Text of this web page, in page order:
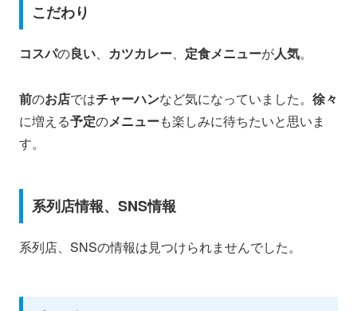
こだわり
コスパの良い、 カツカレー、 定食メニューが人気。
前のお店ではチャーハンなど気になっていました。 徐々
に増える予定のメニューも楽しみに待ちたいと思いま
す。
系列店情報、SNS情報
系列店、SNSの情報は見つけられませんでした。